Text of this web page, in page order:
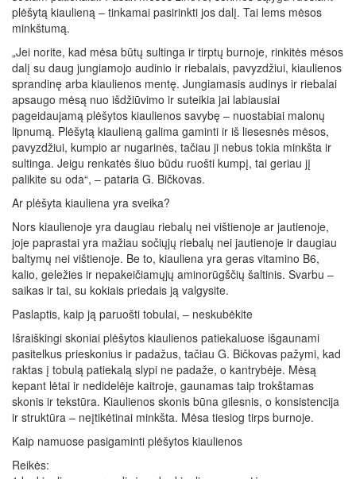
plėšytą kiaulieną – tinkamai pasirinkti jos dalį. Tai lems mėsos
minkštumą.
„Jei norite, kad mėsa būtų sultinga ir tirptų burnoje, rinkitės mėsos
dalį su daug jungiamojo audinio ir riebalais, pavyzdžiui, kiaulienos
sprandinę arba kiaulienos mentę. Jungiamasis audinys ir riebalai
apsaugo mėsą nuo išdžiūvimo ir suteikia jai labiausiai
pageidaujamą plėšytos kiaulienos savybę – nuostabiai malonų
lipnumą. Plėšytą kiaulieną galima gaminti ir iš liesesnės mėsos,
pavyzdžiui, kumpio ar nugarinės, tačiau ji nebus tokia minkšta ir
sultinga. Jeigu renkatės šiuo būdu ruošti kumpį, tai geriau jį
palikite su oda“, – pataria G. Bičkovas.
Ar plėšyta kiauliena yra sveika?
Nors kiaulienoje yra daugiau riebalų nei vištienoje ar jautienoje,
joje paprastai yra mažiau sočiųjų riebalų nei jautienoje ir daugiau
baltymų nei vištienoje. Be to, kiauliena yra geras vitamino B6,
kalio, geležies ir nepakeičiamųjų aminorūgščių šaltinis. Svarbu –
saikas ir tai, su kokiais priedais ją valgysite.
Paslaptis, kaip ją paruošti tobulai, – neskubėkite
Išraiškingi skoniai plėšytos kiaulienos patiekaluose išgaunami
pasitelkus prieskonius ir padažus, tačiau G. Bičkovas pažymi, kad
raktas į tobulą patiekalą slypi ne padaže, o kantrybėje. Mėsą
kepant lėtai ir nedidelėje kaitroje, gaunamas taip trokštamas
skonis ir tekstūra. Kiaulienos skonis būna gilesnis, o konsistencija
ir struktūra – neįtikėtinai minkšta. Mėsa tiesiog tirps burnoje.
Kaip namuose pasigaminti plėšytos kiaulienos
Reikės: